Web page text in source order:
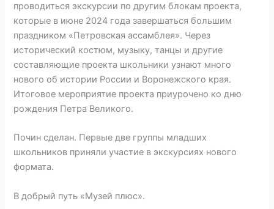
проводиться экскурсии по другим блокам проекта,
которые в июне 2024 года завершаться большим
праздником «Петровская ассамблея». Через
исторический костюм, музыку, танцы и другие
составляющие проекта школьники узнают много
нового об истории России и Воронежского края.
Итоговое мероприятие проекта приурочено ко дню
рождения Петра Великого.
Почин сделан. Первые две группы младших
школьников приняли участие в экскурсиях нового
формата.
В добрый путь «Музей плюс».